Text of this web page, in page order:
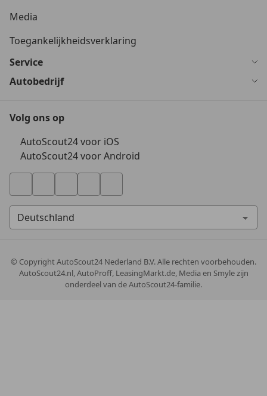
Media
Toegankelijkheidsverklaring
Service
Autobedrijf
Volg ons op
AutoScout24 voor iOS
AutoScout24 voor Android
© CopyrightAutoScout24 Nederland B.V. Alle rechten voorbehouden.
AutoScout24.nl, AutoProff, LeasingMarkt.de, Media en Smyle zijn
onderdeel van de AutoScout24-familie.